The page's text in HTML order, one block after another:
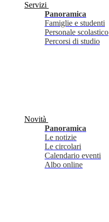
Servizi
Panoramica
Famiglie e studenti
Personale scolastico
Percorsi di studio
Novità
Panoramica
Le notizie
Le circolari
Calendario eventi
Albo online